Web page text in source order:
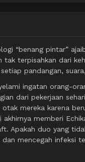
“benang pintar”
terpisahkan dari
pandangan,
ingatan orang-
dari pekerjaan
mereka karena
memberi
Apakah duo yang
mencegah infeksi